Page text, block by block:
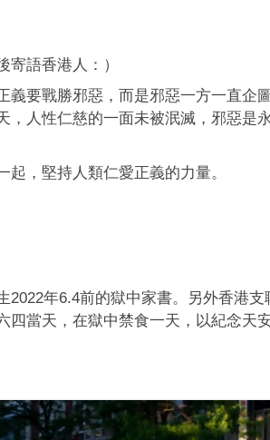
寄語香港人：）
義要戰勝邪惡，而是邪惡一方一直企
，人性仁慈的一面未被泯滅，邪惡是
起，堅持人類仁愛正義的力量。
2022年6.4前的獄中家書。另外香港
四當天，在獄中禁食一天，以紀念天